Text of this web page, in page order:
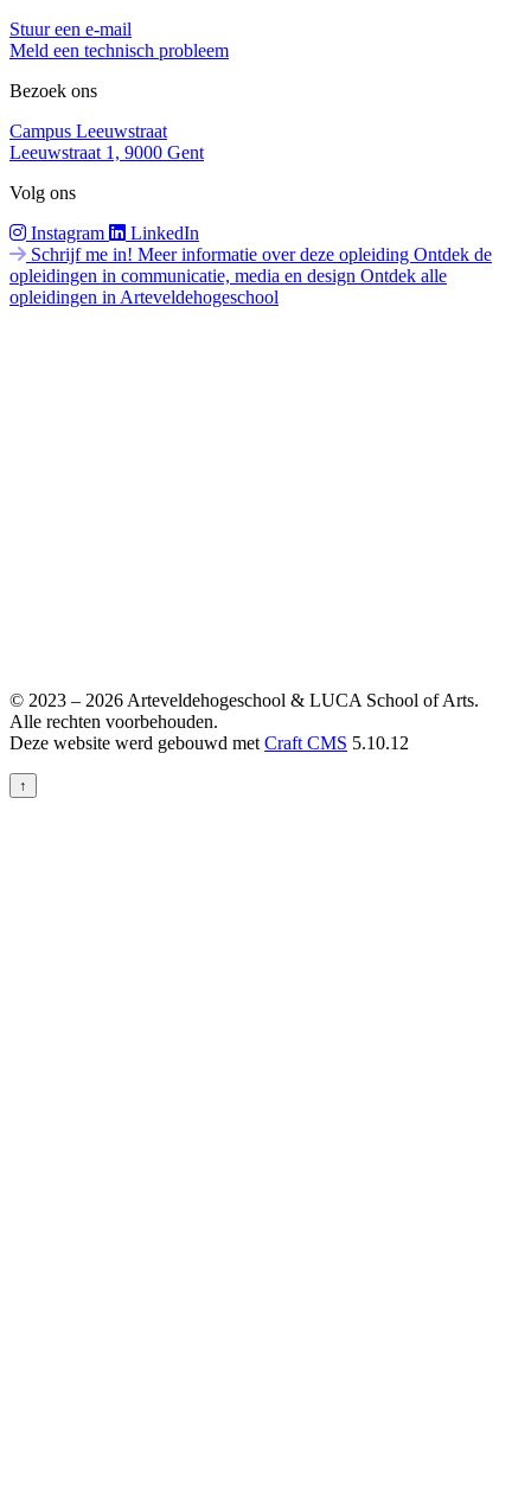
Stuur een e-mail
Meld een technisch probleem
Bezoek ons
Campus Leeuwstraat
Leeuwstraat 1, 9000 Gent
Volg ons
Instagram
LinkedIn
Schrijf me in! Meer informatie over deze opleiding Ontdek de
opleidingen in communicatie, media en design Ontdek alle
opleidingen in Arteveldehogeschool
© 2023 – 2026 Arteveldehogeschool & LUCA School of Arts.
Alle rechten voorbehouden.
Deze website werd gebouwd met Craft CMS 5.10.12
↑